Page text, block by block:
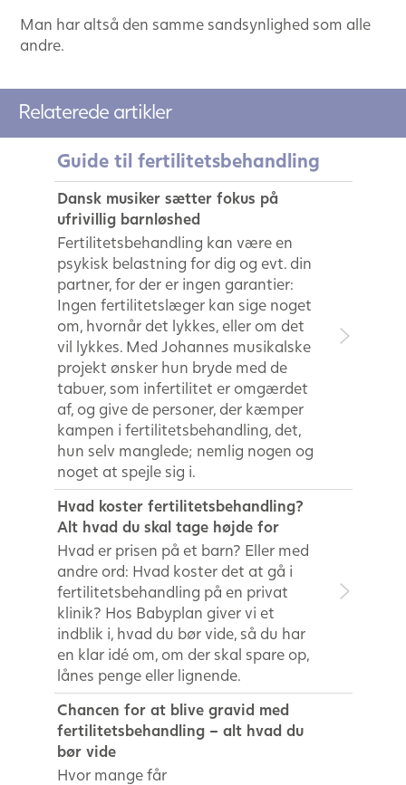
Man har altså den samme sandsynlighed som alle
andre.
Relaterede artikler
Guide til fertilitetsbehandling
Dansk musiker sætter fokus på
ufrivillig barnløshed
Fertilitetsbehandling kan være en
psykisk belastning for dig og evt. din
partner, for der er ingen garantier:
Ingen fertilitetslæger kan sige noget
om, hvornår det lykkes, eller om det
vil lykkes. Med Johannes musikalske
projekt ønsker hun bryde med de
tabuer, som infertilitet er omgærdet
af, og give de personer, der kæmper
kampen i fertilitetsbehandling, det,
hun selv manglede; nemlig nogen og
noget at spejle sig i.
Hvad koster fertilitetsbehandling?
Alt hvad du skal tage højde for
Hvad er prisen på et barn? Eller med
andre ord: Hvad koster det at gå i
fertilitetsbehandling på en privat
klinik? Hos Babyplan giver vi et
indblik i, hvad du bør vide, så du har
en klar idé om, om der skal spare op,
lånes penge eller lignende.
Chancen for at blive gravid med
fertilitetsbehandling – alt hvad du
bør vide
Hvor mange får